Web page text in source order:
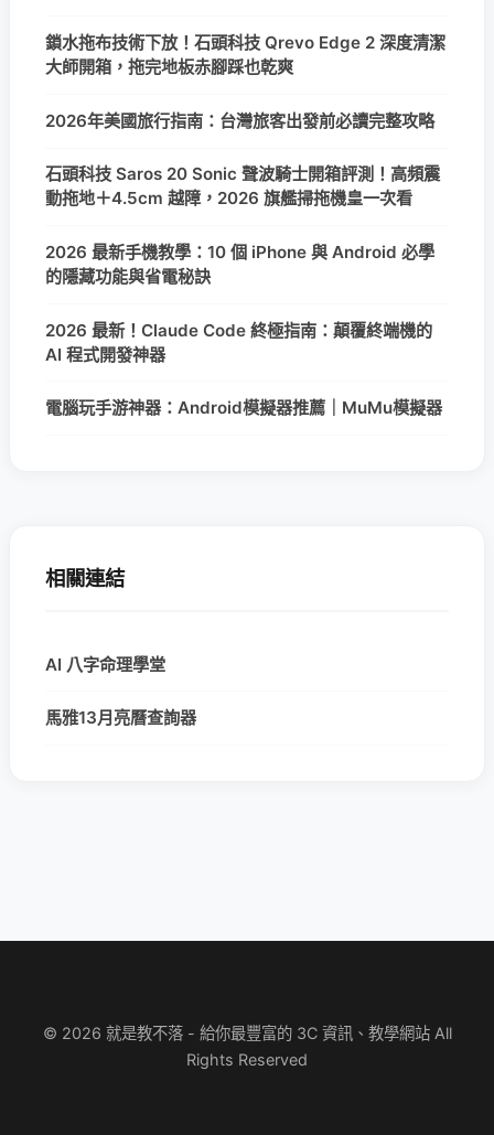
鎖水拖布技術下放！石頭科技 Qrevo Edge 2 深度清潔
大師開箱，拖完地板赤腳踩也乾爽
2026年美國旅行指南：台灣旅客出發前必讀完整攻略
石頭科技 Saros 20 Sonic 聲波騎士開箱評測！高頻震
動拖地＋4.5cm 越障，2026 旗艦掃拖機皇一次看
2026 最新手機教學：10 個 iPhone 與 Android 必學
的隱藏功能與省電秘訣
2026 最新！Claude Code 終極指南：顛覆終端機的
AI 程式開發神器
電腦玩手游神器：Android模擬器推薦｜MuMu模擬器
相關連結
AI 八字命理學堂
馬雅13月亮曆查詢器
© 2026 就是教不落 - 給你最豐富的 3C 資訊、教學網站 All
Rights Reserved